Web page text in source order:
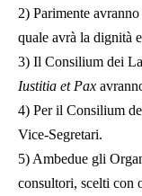
2) Parimente
quale avrà la dignità
3) Il Consilium dei
Iustitia et Pax
4) Per il Consilium
Vice-Segretari.
5) Ambedue gli
consultori, scelti con